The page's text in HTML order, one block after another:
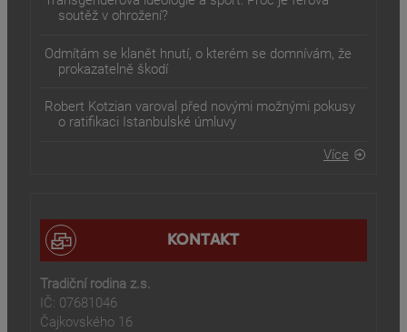
soutěž v ohrožení?
Odmítám se klanět hnutí, o kterém se domnívám, že
prokazatelně škodí
Robert Kotzian varoval před novými možnými pokusy
o ratifikaci Istanbulské úmluvy
Více
KONTAKT
Tradiční rodina z.s.
IČ: 07681046
Čajkovského 16